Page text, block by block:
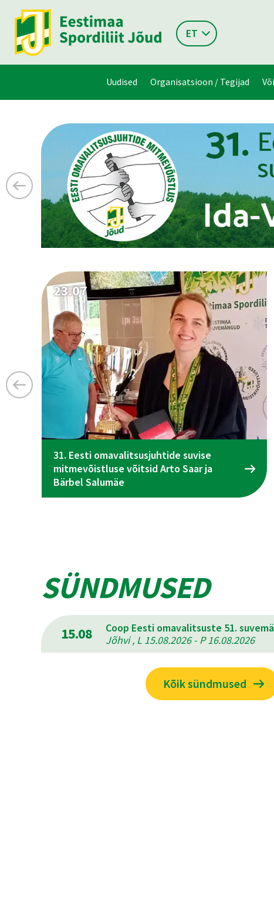
ET
Uudised Organisatsioon / Tegijad
23.07
31. Eesti omavalitsusjuhtide suvise
mitmevõistluse võitsid Arto Saar ja
Bärbel Salumäe
SÜNDMUSED
15.08
Coop Eesti omavalitsuste 51.
Jõhvi , L 15.08.2026 - P 16.08.2026
Kõik sündmused